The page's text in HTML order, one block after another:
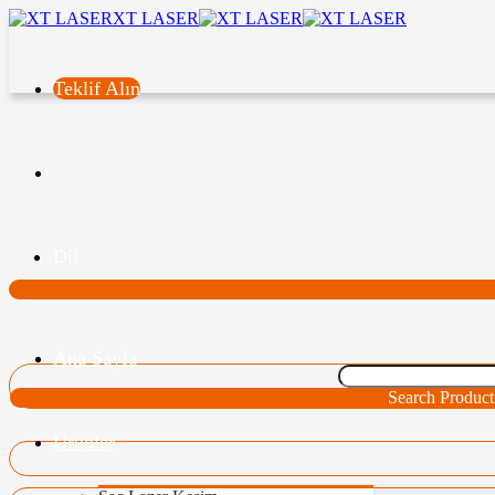
XT LASER
Teklif Alın
Ana Sayfa
Ürünler
Search Product